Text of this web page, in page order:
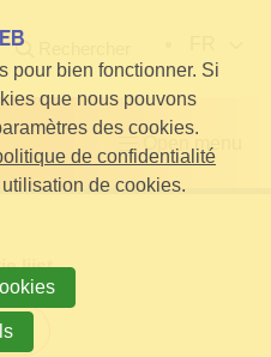
Open menu
lijst
pour bien fonctionner. Si
que nous pouvons
des cookies.
de confidentialité
de cookies.